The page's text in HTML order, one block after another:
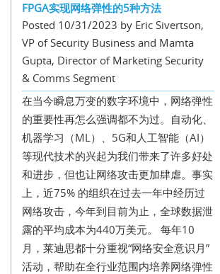
FPGA实现网络弹性的5种方法
Posted 10/31/2023 by Eric Sivertson,
VP of Security Business and Mamta
Gupta, Director of Marketing Security
& Comms Segment
在当今瞬息万变的数字环境中，网络弹性
的重要性再怎么强调都不为过。自动化、
机器学习（ML）、5G和人工智能（AI）
等现代技术的兴起为我们带来了许多好处
和进步，但也让网络攻击更加肆虐。事实
上，近75% 的组织在过去一年中经历过
网络攻击，今年到目前为止，全球数据泄
露的平均成本为440万美元。 每年10
月，莱迪思都十分重视“网络安全意识月”
活动，帮助在全行业范围内培养网络弹性